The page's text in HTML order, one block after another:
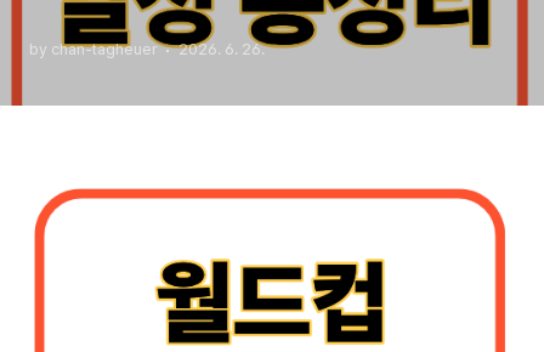
by chan-tagheuer 2026. 6. 26.